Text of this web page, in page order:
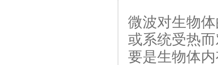
微波对生物
或系统受热
要是生物体